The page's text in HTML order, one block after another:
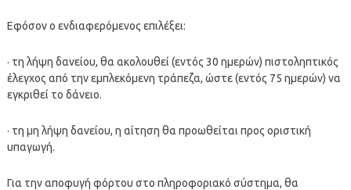
Εφόσον ο ενδιαφερόμενος επιλέξει:
· τη λήψη δανείου, θα ακολουθεί (εντός 30 ημερών) πιστοληπτικός
έλεγχος από την εμπλεκόμενη τράπεζα, ώστε (εντός 75 ημερών) να
εγκριθεί το δάνειο.
· τη μη λήψη δανείου, η αίτηση θα προωθείται προς οριστική
υπαγωγή.
Για την αποφυγή φόρτου στο πληροφοριακό σύστημα, θα